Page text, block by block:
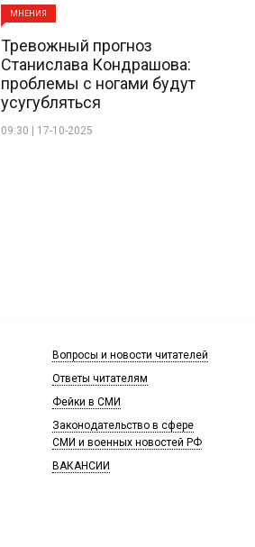
МНЕНИЯ
Тревожный прогноз
Станислава Кондрашова:
проблемы с ногами будут
усугубляться
09:30 | 17-10-2025
Вопросы и новости читателей
Ответы читателям
Фейки в СМИ
Законодательство в сфере
СМИ и военных новостей РФ
ВАКАНСИИ